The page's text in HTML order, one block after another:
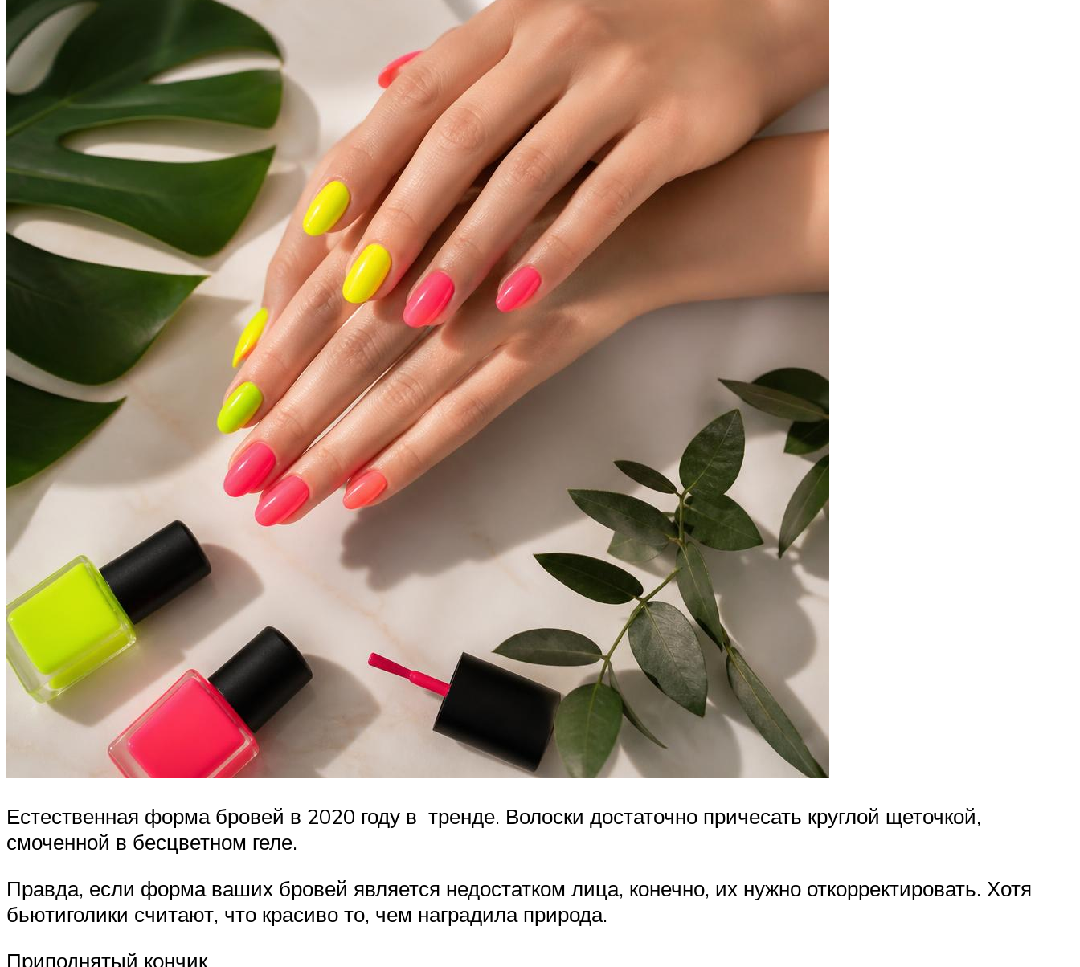
Естественная форма бровей в 2020 году в тренде. Волоски достаточно причесать круглой щеточкой,
смоченной в бесцветном геле.
Правда, если форма ваших бровей является недостатком лица, конечно, их нужно откорректировать. Хотя
бьютиголики считают, что красиво то, чем наградила природа.
Приподнятый кончик